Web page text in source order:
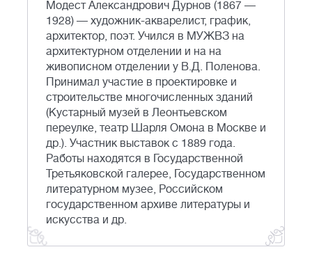
Модест Александрович Дурнов (1867 —
1928) — художник-акварелист, график,
архитектор, поэт. Учился в МУЖВЗ на
архитектурном отделении и на на
живописном отделении у В.Д. Поленова.
Принимал участие в проектировке и
строительстве многочисленных зданий
(Кустарный музей в Леонтьевском
переулке, театр Шарля Омона в Москве и
др.). Участник выставок с 1889 года.
Работы находятся в Государственной
Третьяковской галерее, Государственном
литературном музее, Российском
государственном архиве литературы и
искусства и др.